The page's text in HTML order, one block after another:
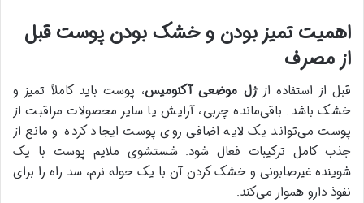
اهمیت تمیز بودن و خشک بودن پوست قبل
از مصرف
قبل از استفاده ازژل موضعی آکنومیس، پوست باید کاملاً تمیز و
خشک باشد. باقی‌مانده چربی، آرایش یا سایر محصولات مراقبت از
پوست می‌تواند یک لایه اضافی روی پوست ایجاد کرده و مانع از
جذب کامل ترکیبات فعال شود. شستشوی ملایم پوست با یک
شوینده غیرصابونی و خشک کردن آن با یک حوله نرم، سد راه را برای
نفوذ دارو هموار می‌کند.